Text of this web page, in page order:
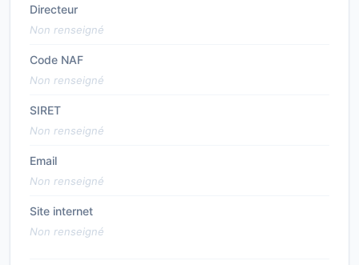
Directeur
Non renseigné
Code NAF
Non renseigné
SIRET
Non renseigné
Email
Non renseigné
Site internet
Non renseigné